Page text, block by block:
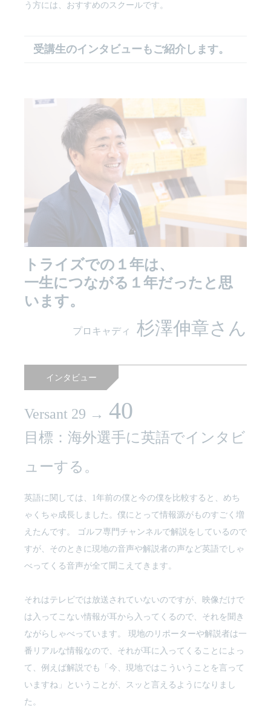
う方には、おすすめのスクールです。
受講生のインタビューもご紹介します。
トライズでの１年は、
一生につながる１年だったと思
います。
プロキャディ 杉澤伸章さん
インタビュー
Versant 29 → 40
目標：海外選手に英語でインタビ
ューする。
英語に関しては、1年前の僕と今の僕を比較すると、めち
ゃくちゃ成長しました。僕にとって情報源がものすごく増
えたんです。 ゴルフ専門チャンネルで解説をしているので
すが、そのときに現地の音声や解説者の声など英語でしゃ
べってくる音声が全て聞こえてきます。
それはテレビでは放送されていないのですが、映像だけで
は入ってこない情報が耳から入ってくるので、それを聞き
ながらしゃべっています。 現地のリポーターや解説者は一
番リアルな情報なので、それが耳に入ってくることによっ
て、例えば解説でも「今、現地ではこういうことを言って
いますね」ということが、スッと言えるようになりまし
た。